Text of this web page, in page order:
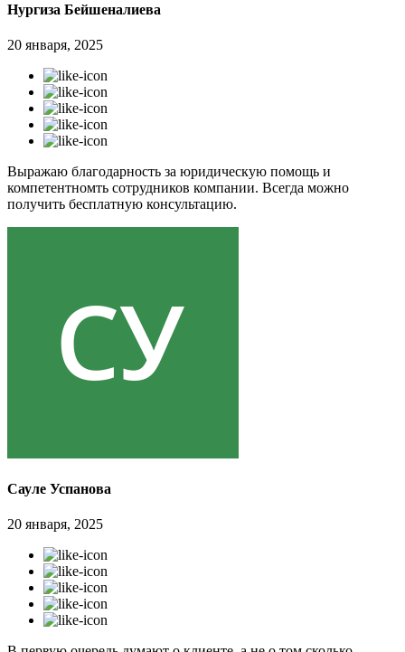
Нургиза Бейшеналиева
20 января, 2025
Выражаю благодарность за юридическую помощь и
компетентномть сотрудников компании. Всегда можно
получить бесплатную консультацию.
Сауле Успанова
20 января, 2025